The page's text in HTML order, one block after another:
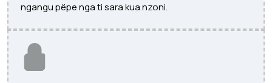
ngangu pëpe nga ti sara kua nzoni.